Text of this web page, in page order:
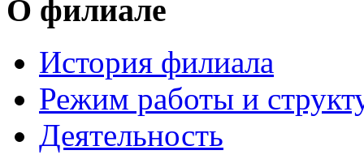
О филиале
История филиала
Режим работы и
Деятельность